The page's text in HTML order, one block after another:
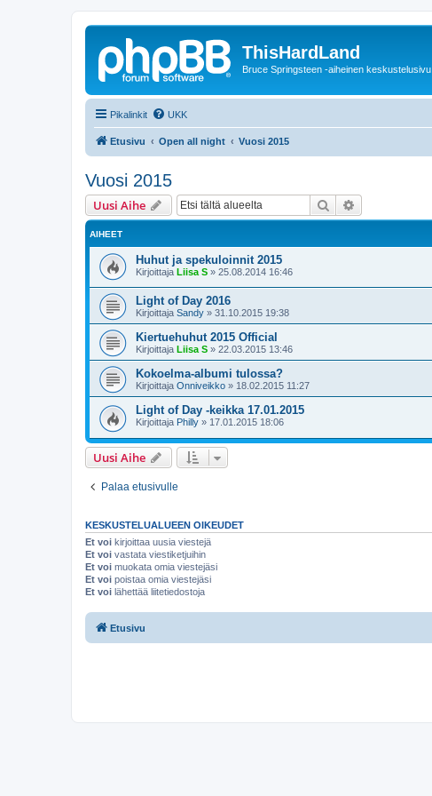
ThisHardLand
Bruce Springsteen -aiheinen keskustelusivu
Pikalinkit UKK
Etusivu Open all night Vuosi 2015
Vuosi 2015
Uusi Aihe Etsi
AIHEET
Huhut ja spekuloinnit 2015
Kirjoittaja Liisa S » 25.08.2014 16:46
Light of Day 2016
Kirjoittaja Sandy » 31.10.2015 19:38
Kiertuehuhut 2015 Official
Kirjoittaja Liisa S » 22.03.2015 13:46
Kokoelma-albumi tulossa?
Kirjoittaja Onniveikko » 18.02.2015 11:27
Light of Day -keikka 17.01.2015
Kirjoittaja Philly » 17.01.2015 18:06
Uusi Aihe
Palaa etusivulle
KESKUSTELUALUEEN OIKEUDET
Et voi kirjoittaa uusia viestejä
Et voi vastata viestiketjuihin
Et voi muokata omia viestejäsi
Et voi poistaa omia viestejäsi
Et voi lähettää liitetiedostoja
Etusivu